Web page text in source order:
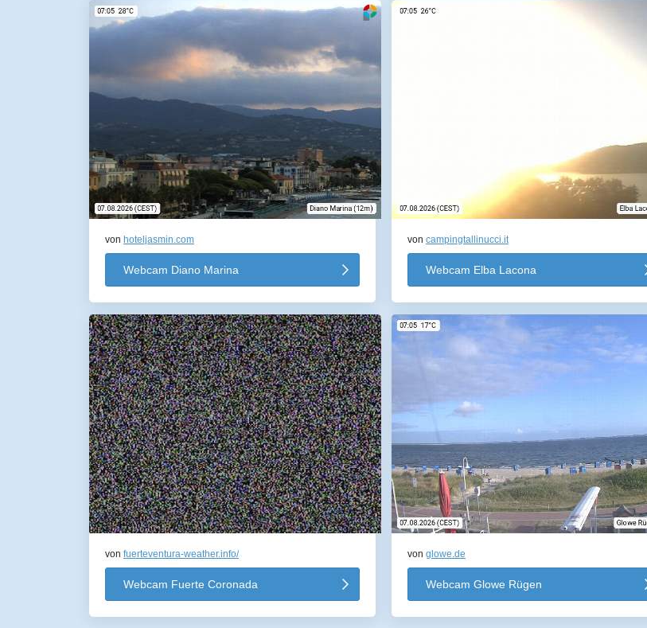
von hoteljasmin.com
Webcam Diano Marina
von campingtallinucci.it
Webcam Elba Lacona
von fuerteventura-weather.info/
Webcam Fuerte Coronada
von glowe.de
Webcam Glowe Rügen